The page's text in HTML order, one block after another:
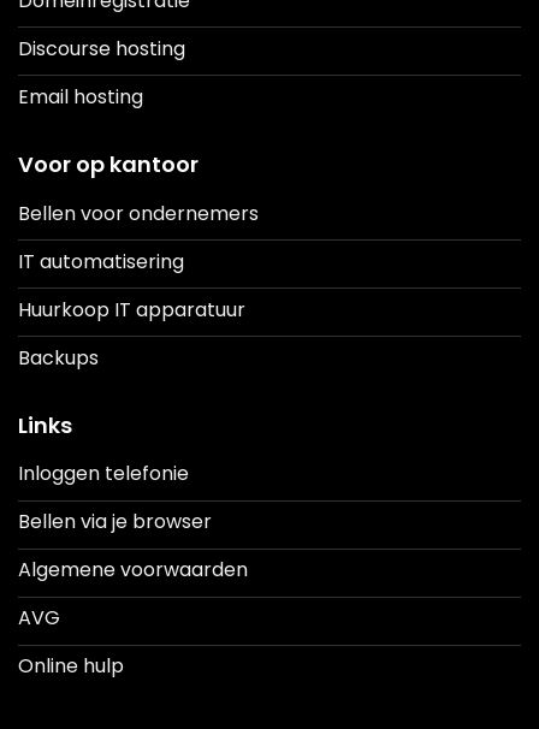
Discourse hosting
Email hosting
Voor op kantoor
Bellen voor ondernemers
IT automatisering
Huurkoop IT apparatuur
Backups
Links
Inloggen telefonie
Bellen via je browser
Algemene voorwaarden
AVG
Online hulp